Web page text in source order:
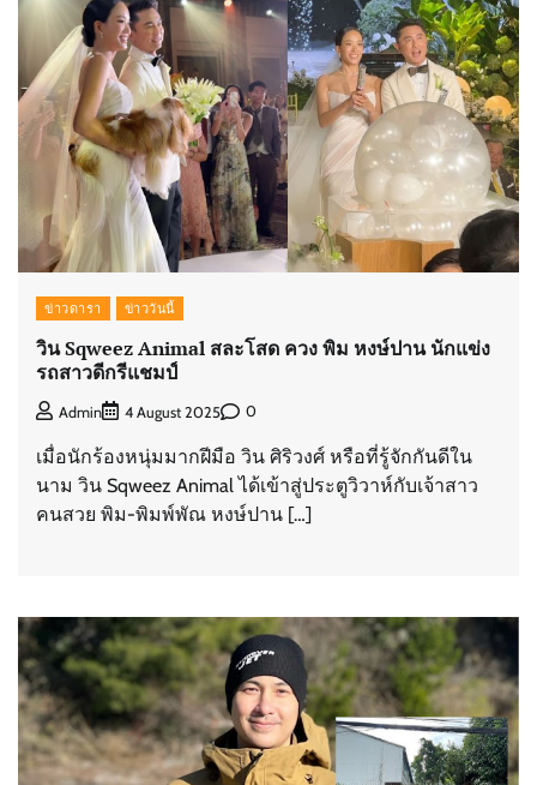
ข่าวดารา ข่าววันนี้
วิน Sqweez Animal สละโสด ควง พิม หงษ์ปาน นักแข่ง
รถสาวดีกรีแชมป์
Admin 4 August 2025 0
เมื่อนักร้องหนุ่มมากฝีมือ วิน ศิริวงศ์ หรือที่รู้จักกันดีใน
นาม วิน Sqweez Animal ได้เข้าสู่ประตูวิวาห์กับเจ้าสาว
คนสวย พิม-พิมพ์พัณ หงษ์ปาน […]